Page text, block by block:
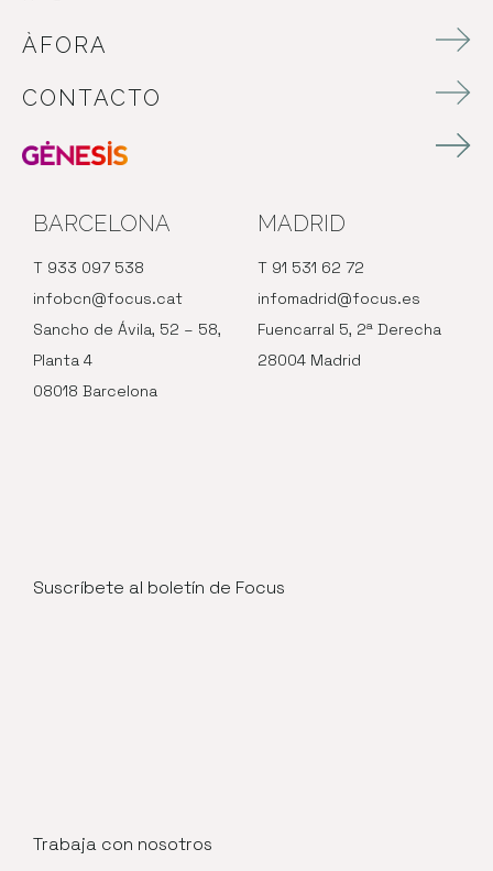
ÀFORA
CONTACTO
BARCELONA
T 933 097 538
infobcn@focus.cat
Sancho de Ávila, 52 – 58,
Planta 4
08018 Barcelona
MADRID
T 91 531 62 72
infomadrid@focus.es
Fuencarral 5, 2ª Derecha
28004 Madrid
Suscríbete al boletín de Focus
Trabaja con nosotros